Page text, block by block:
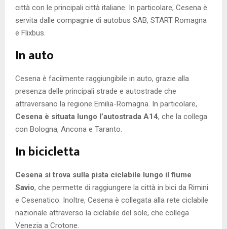
città con le principali città italiane. In particolare, Cesena è
servita dalle compagnie di autobus SAB, START Romagna
e Flixbus.
In auto
Cesena è facilmente raggiungibile in auto, grazie alla
presenza delle principali strade e autostrade che
attraversano la regione Emilia-Romagna. In particolare,
Cesena è situata lungo l’autostrada A14, che la collega
con Bologna, Ancona e Taranto.
In bicicletta
Cesena si trova sulla pista ciclabile lungo il fiume
Savio, che permette di raggiungere la città in bici da Rimini
e Cesenatico. Inoltre, Cesena è collegata alla rete ciclabile
nazionale attraverso la ciclabile del sole, che collega
Venezia a Crotone.